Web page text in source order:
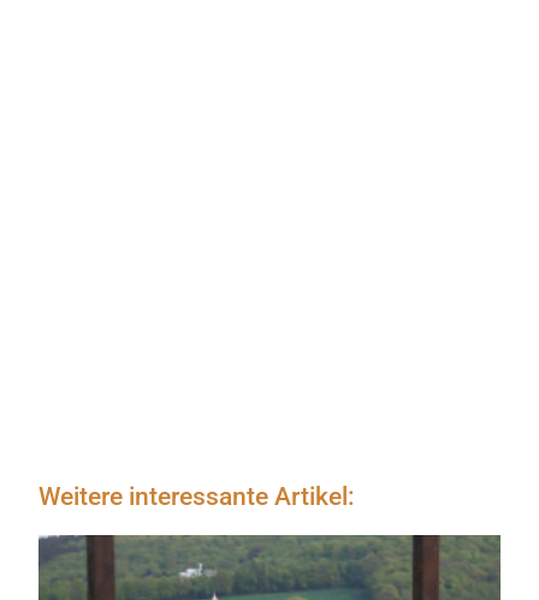
Weitere interessante Artikel: